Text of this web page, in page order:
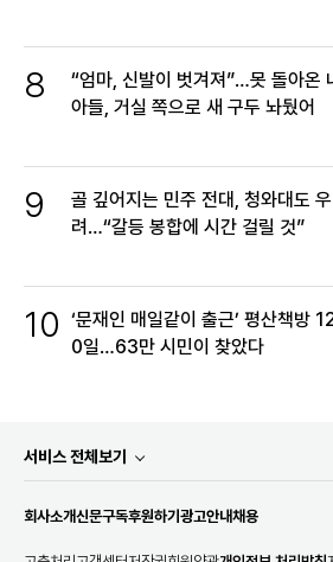
8
“엄마, 신발이 벗겨져”…못 돌아온
아들, 거실 쪽으로 새 구두 놔뒀어
9
골 깊어지는 민주 전대, 청와대도 우
려…“갈등 봉합에 시간 걸릴 것”
10 ‘문재인 매일같이 출근’ 평산책방
0일…63만 시민이 찾았다
서비스 전체보기
회사소개신문구독후원하기 광고안내채용